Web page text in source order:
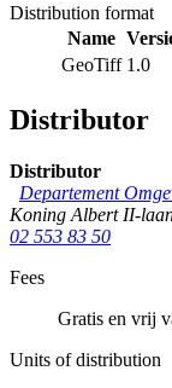
Distribution format
Name
GeoTiff 1.0
Distributor
Distributor
Departement
Koning Albert II-
02 553 83 50
Fees
Gratis en vrij
Units of distribution